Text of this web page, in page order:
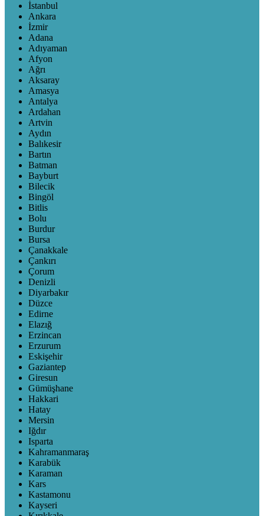
İstanbul
Ankara
İzmir
Adana
Adıyaman
Afyon
Ağrı
Aksaray
Amasya
Antalya
Ardahan
Artvin
Aydın
Balıkesir
Bartın
Batman
Bayburt
Bilecik
Bingöl
Bitlis
Bolu
Burdur
Bursa
Çanakkale
Çankırı
Çorum
Denizli
Diyarbakır
Düzce
Edirne
Elazığ
Erzincan
Erzurum
Eskişehir
Gaziantep
Giresun
Gümüşhane
Hakkari
Hatay
Mersin
Iğdır
Isparta
Kahramanmaraş
Karabük
Karaman
Kars
Kastamonu
Kayseri